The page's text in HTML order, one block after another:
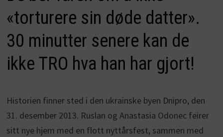
«torturere sin døde datter».
30 minutter senere kan de
ikke TRO hva han har gjort!
Historien finner sted i den ukrainske byen Dnipro, den
31. desember 2013. Ruslan og Anastasia Odonec feirer
sitt nye hjem med en flott nyttårsfest, sammen med